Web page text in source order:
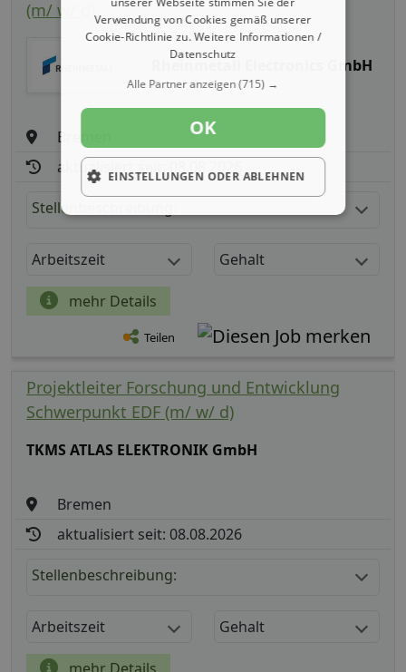
(m/ w/ d)
Rheinmetall Electronics GmbH
Bremen
aktualisiert seit: 08.08.2026
Stellenbeschreibung:
Arbeitszeit Gehalt
mehr Details
Teilen
Projektleiter Forschung und Entwicklung
Schwerpunkt EDF (m/ w/ d)
TKMS ATLAS ELEKTRONIK GmbH
Bremen
aktualisiert seit: 08.08.2026
Stellenbeschreibung:
Arbeitszeit Gehalt
Verwendung von Cookies gemäß unserer
Cookie-Richtlinie zu.Weitere Informationen /
Datenschutz
Alle Partner anzeigen(715) →
OK
EINSTELLUNGEN ODER ABLEHNEN